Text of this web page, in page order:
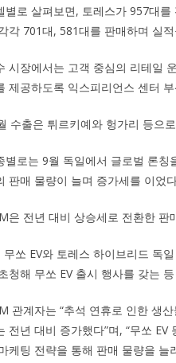
별로 살펴보면, 토레스가 957대
각 701대, 581대를 판매하며 실
시장에서는 고객 중심의 리테일
제공하도록 익스피리언스 센터
수출은 튀르키예와 헝가리 등으
별로는 9월 독일에서 글로벌 론
판매 물량이 늘며 증가세를 이었
은 전년 대비 상승세로 전환한
무쏘 EV와 토레스 하이브리드 독
청해 무쏘 EV 출시 행사를 갖는
관계자는 “추석 연휴로 인한 생
전년 대비 증가했다”며, “무쏘
케팅 전략을 통해 판매 물량을 늘